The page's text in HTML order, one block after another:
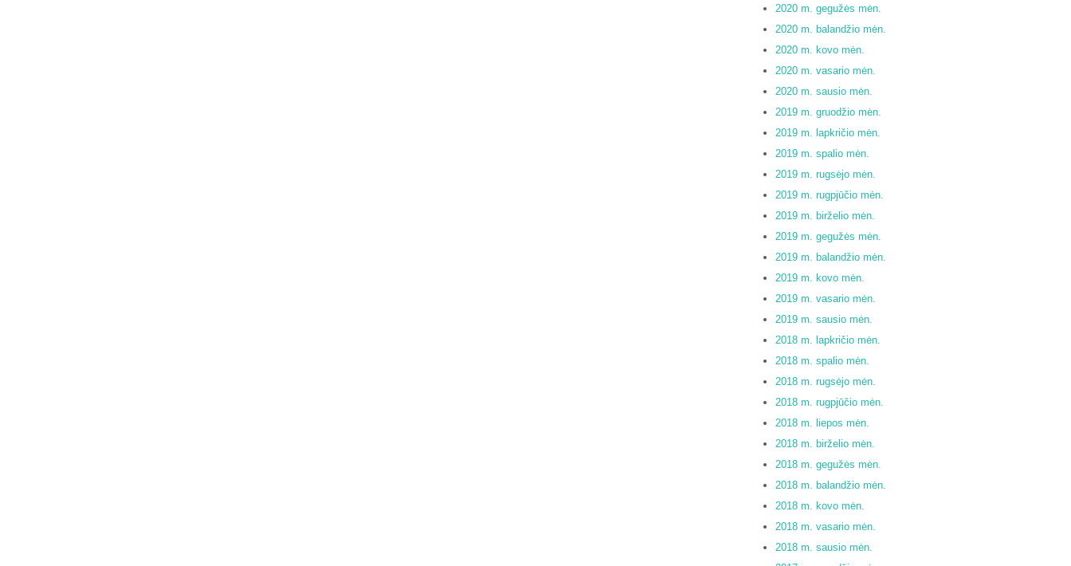
2020 m. gegužės mėn.
2020 m. balandžio mėn.
2020 m. kovo mėn.
2020 m. vasario mėn.
2020 m. sausio mėn.
2019 m. gruodžio mėn.
2019 m. lapkričio mėn.
2019 m. spalio mėn.
2019 m. rugsėjo mėn.
2019 m. rugpjūčio mėn.
2019 m. birželio mėn.
2019 m. gegužės mėn.
2019 m. balandžio mėn.
2019 m. kovo mėn.
2019 m. vasario mėn.
2019 m. sausio mėn.
2018 m. lapkričio mėn.
2018 m. spalio mėn.
2018 m. rugsėjo mėn.
2018 m. rugpjūčio mėn.
2018 m. liepos mėn.
2018 m. birželio mėn.
2018 m. gegužės mėn.
2018 m. balandžio mėn.
2018 m. kovo mėn.
2018 m. vasario mėn.
2018 m. sausio mėn.